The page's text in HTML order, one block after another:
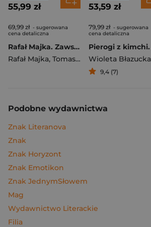
55,99 zł
69,99 zł - sugerowana
cena detaliczna
Rafał Majka. Zawsze z przodu. Rozmawia Tomasz Kalemba - książka z autografem
Rafał Majka, Tomasz Kalemba
53,59 zł
79,99 zł - sugerowana
cena detaliczna
Wioleta Błazucka
9,4 (7)
Podobne wydawnictwa
Znak Literanova
Znak
Znak Horyzont
Znak Emotikon
Znak JednymSłowem
Mag
Wydawnictwo Literackie
Filia